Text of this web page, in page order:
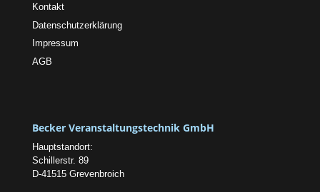
Kontakt
Datenschutzerklärung
Impressum
AGB
Becker Veranstaltungstechnik GmbH
Hauptstandort:
Schillerstr. 89
D-41515 Grevenbroich